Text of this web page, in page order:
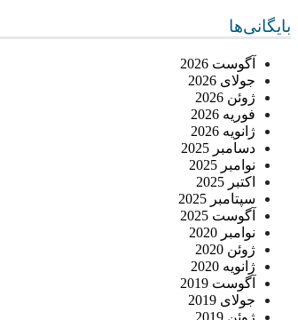
بایگانی‌ها
آگوست 2026
جولای 2026
ژوئن 2026
فوریه 2026
ژانویه 2026
دسامبر 2025
نوامبر 2025
اکتبر 2025
سپتامبر 2025
آگوست 2025
نوامبر 2020
ژوئن 2020
ژانویه 2020
آگوست 2019
جولای 2019